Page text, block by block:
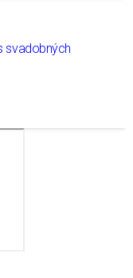
svadobných